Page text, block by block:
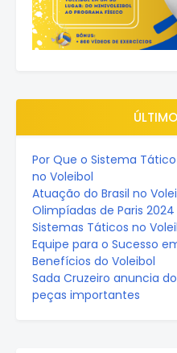
Por Que o Sistema
no Voleibol
Atuação do Brasil no
Olimpíadas de Paris 2024
Sistemas Táticos no
Equipe para o Sucesso
Benefícios do Voleibol
Sada Cruzeiro anuncia
peças importantes